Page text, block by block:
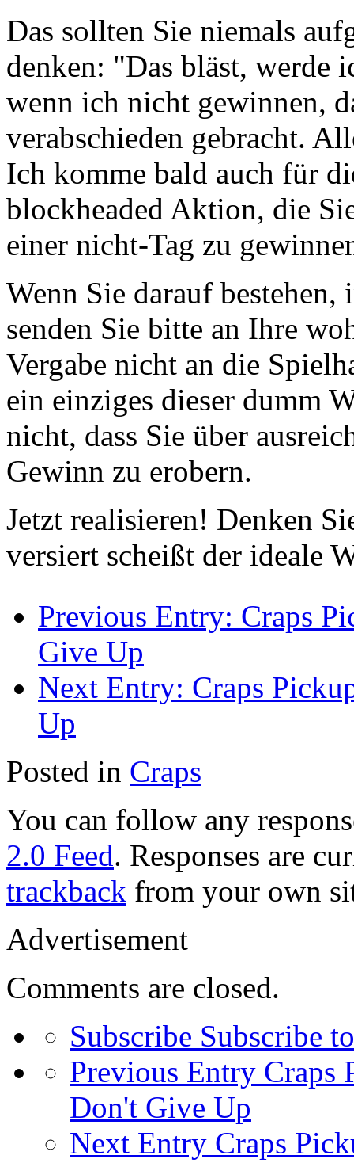
Das sollten Sie niemals
denken: "Das bläst, werde
wenn ich nicht gewinnen,
verabschieden gebracht.
Ich komme bald auch für
blockheaded Aktion, die
einer nicht-Tag zu
Wenn Sie darauf
senden Sie bitte an Ihre
Vergabe nicht an die
ein einziges dieser dumm
nicht, dass Sie über
Gewinn zu erobern.
Jetzt realisieren! Denken
versiert scheißt der ideale
Previous Entry: Craps
Give Up
Next Entry: Craps
Up
Posted in Craps
You can follow any
2.0 Feed. Responses are
trackback from your own
Advertisement
Comments are closed.
Subscribe Subscribe
Previous Entry Craps
Don't Give Up
Next Entry Craps